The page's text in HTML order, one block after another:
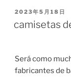
PUBLICADO
2023年5月18日
camisetas
Será como
fabricantes de